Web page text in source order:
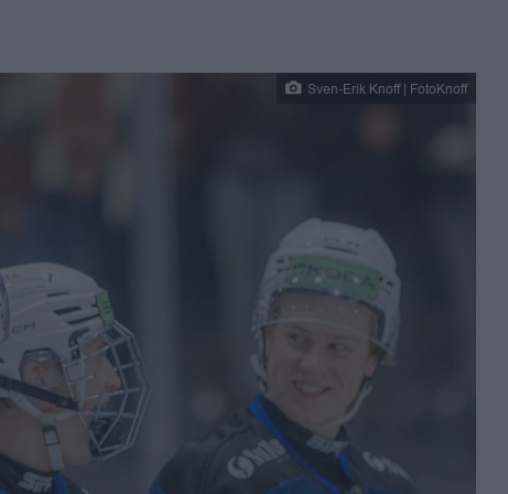
Sven-Erik Knoff | FotoKnoff